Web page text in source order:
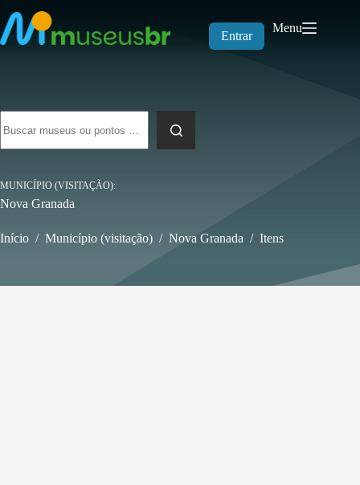
para
o
conteúdo
Entrar
Menu
resultados
MUNICÍPIO (VISITAÇÃO)
Nova Granada
Início / Município (visitação) / Nova Granada / Itens